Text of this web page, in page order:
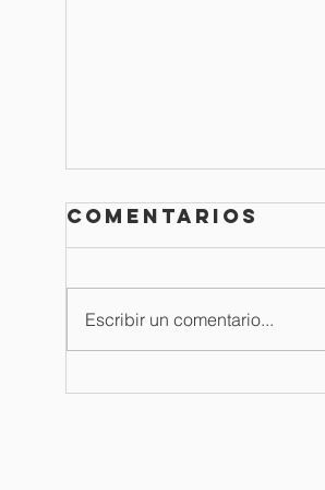
Boletín de
Comentarios
Escribir un comentario...